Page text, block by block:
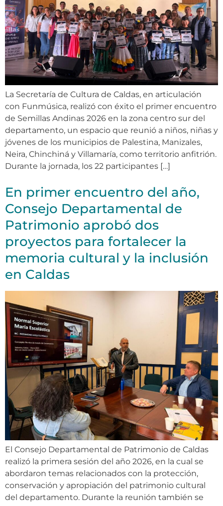
La Secretaría de Cultura de Caldas, en articulación
con Funmúsica, realizó con éxito el primer encuentro
de Semillas Andinas 2026 en la zona centro sur del
departamento, un espacio que reunió a niños, niñas y
jóvenes de los municipios de Palestina, Manizales,
Neira, Chinchiná y Villamaría, como territorio anfitrión.
Durante la jornada, los 22 participantes […]
En primer encuentro del año,
Consejo Departamental de
Patrimonio aprobó dos
proyectos para fortalecer la
memoria cultural y la inclusión
en Caldas
El Consejo Departamental de Patrimonio de Caldas
realizó la primera sesión del año 2026, en la cual se
abordaron temas relacionados con la protección,
conservación y apropiación del patrimonio cultural
del departamento. Durante la reunión también se